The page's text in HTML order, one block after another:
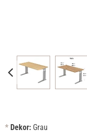
* Dekor: Grau